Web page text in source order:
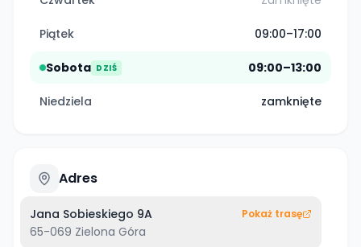
Piątek 09:00–17:00
Sobota DZIŚ 09:00–13:00
Niedziela zamknięte
Adres
Jana Sobieskiego 9A
65-069 Zielona Góra
Pokaż trasę